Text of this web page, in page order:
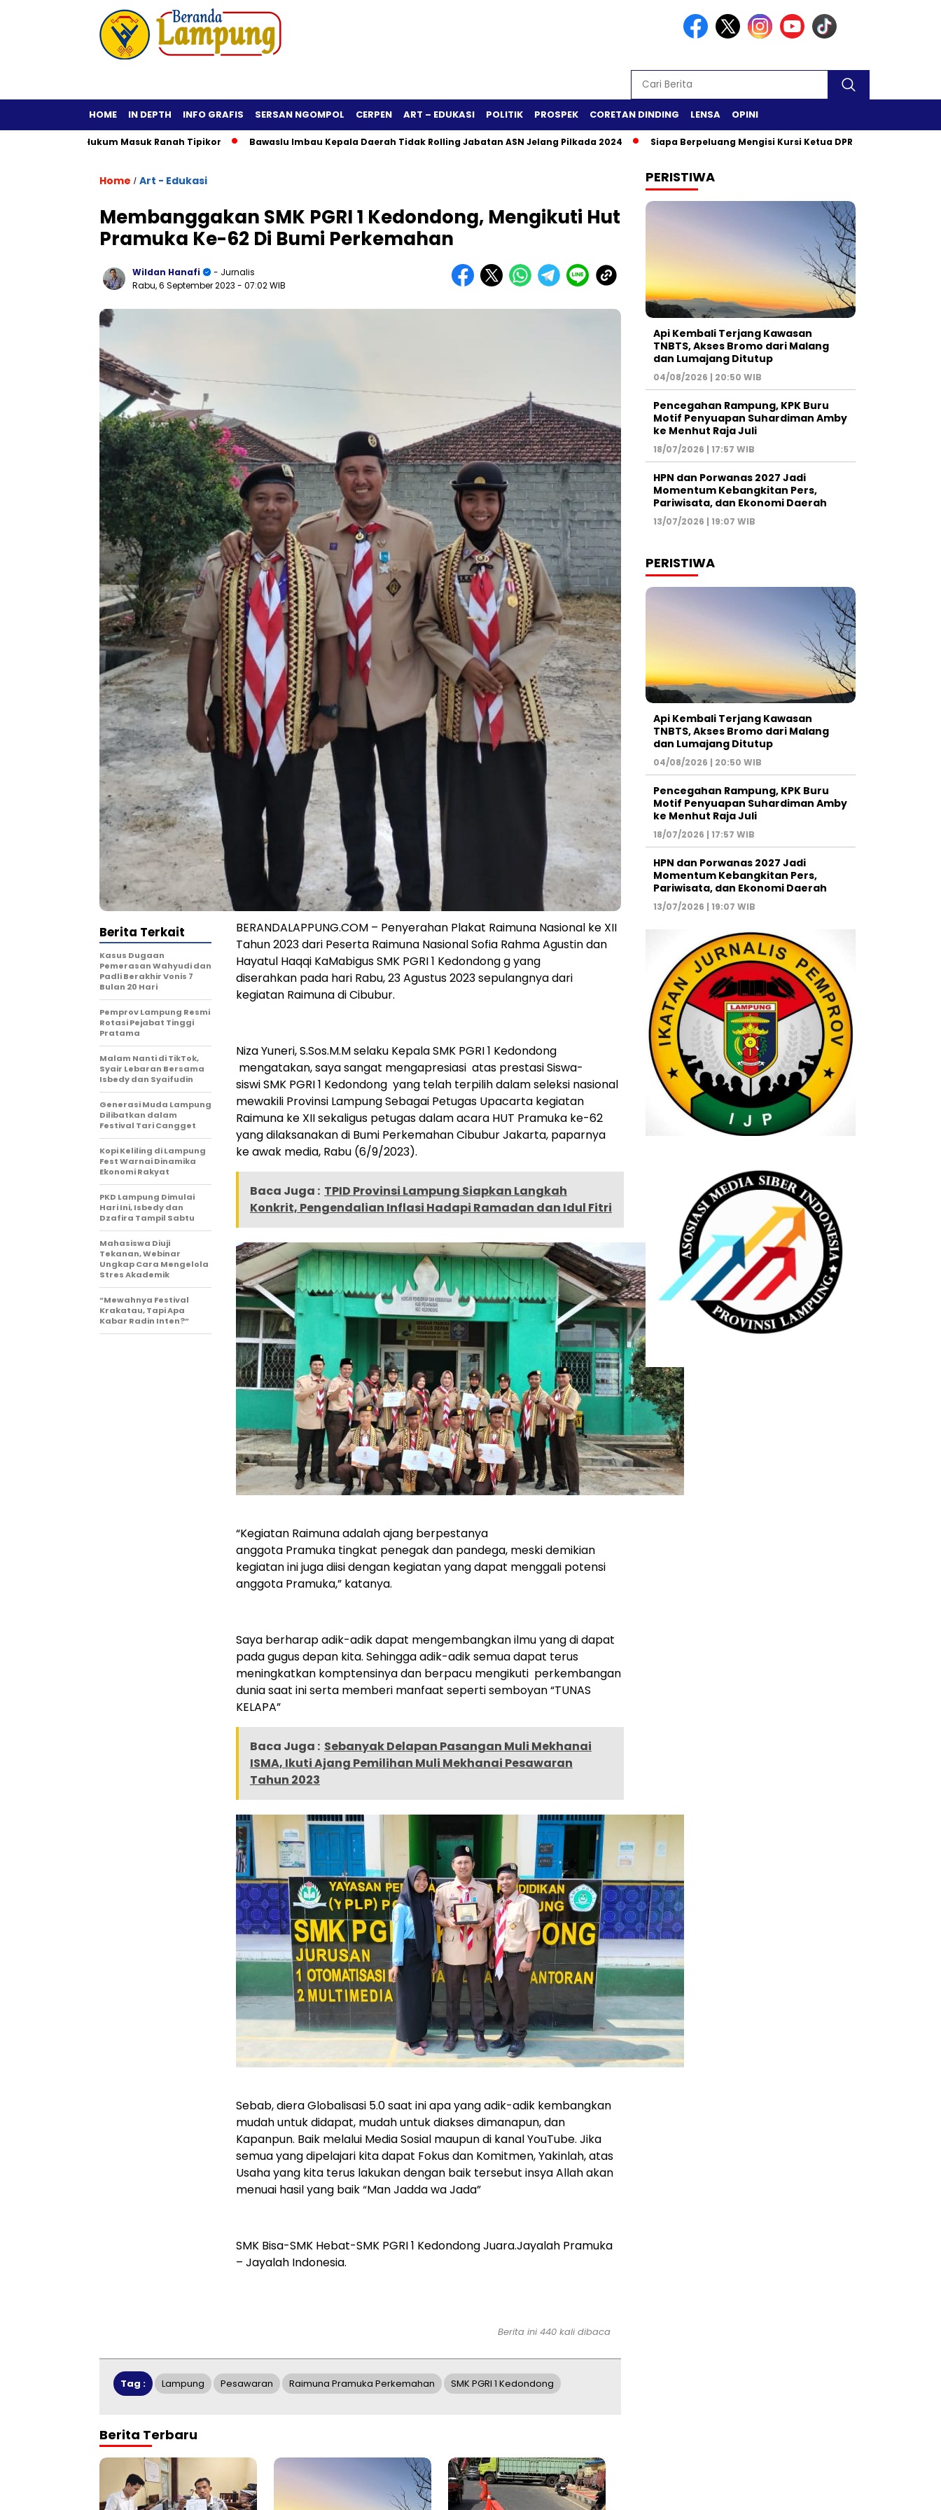
HOME IN DEPTH INFO GRAFIS SERSAN NGOMPOL CERPEN ART – EDUKASI POLITIK PROSPEK CORETAN DINDING LENSA OPINI
Hukum Masuk Ranah Tipikor Bawaslu Imbau Kepala Daerah Tidak Rolling Jabatan ASN Jelang Pilkada 2024 Siapa Berpeluang Mengisi Kursi Ketua DPR RI? Safari Ramadan di
Home / Art - Edukasi
Membanggakan SMK PGRI 1 Kedondong, Mengikuti Hut
Pramuka Ke-62 Di Bumi Perkemahan
Wildan Hanafi
- Jurnalis
Rabu, 6 September 2023 - 07:02 WIB
BERANDALAPPUNG.COM – Penyerahan Plakat Raimuna Nasional ke XII
Tahun 2023 dari Peserta Raimuna Nasional Sofia Rahma Agustin dan
Hayatul Haqqi KaMabigus SMK PGRI 1 Kedondong g yang
diserahkan pada hari Rabu, 23 Agustus 2023 sepulangnya dari
kegiatan Raimuna di Cibubur.
Niza Yuneri, S.Sos.M.M selaku Kepala SMK PGRI 1 Kedondong
mengatakan, saya sangat mengapresiasi atas prestasi Siswa-
siswi SMK PGRI 1 Kedondong yang telah terpilih dalam seleksi nasional
mewakili Provinsi Lampung Sebagai Petugas Upacarta kegiatan
Raimuna ke XII sekaligus petugas dalam acara HUT Pramuka ke-62
yang dilaksanakan di Bumi Perkemahan Cibubur Jakarta, paparnya
ke awak media, Rabu (6/9/2023).
Baca Juga : TPID Provinsi Lampung Siapkan Langkah
Konkrit, Pengendalian Inflasi Hadapi Ramadan dan Idul Fitri
“Kegiatan Raimuna adalah ajang berpestanya
anggota Pramuka tingkat penegak dan pandega, meski demikian
kegiatan ini juga diisi dengan kegiatan yang dapat menggali potensi
anggota Pramuka,” katanya.
Saya berharap adik-adik dapat mengembangkan ilmu yang di dapat
pada gugus depan kita. Sehingga adik-adik semua dapat terus
meningkatkan komptensinya dan berpacu mengikuti perkembangan
dunia saat ini serta memberi manfaat seperti semboyan “TUNAS
KELAPA”
Baca Juga : Sebanyak Delapan Pasangan Muli Mekhanai
ISMA, Ikuti Ajang Pemilihan Muli Mekhanai Pesawaran
Tahun 2023
Sebab, diera Globalisasi 5.0 saat ini apa yang adik-adik kembangkan
mudah untuk didapat, mudah untuk diakses dimanapun, dan
Kapanpun. Baik melalui Media Sosial maupun di kanal YouTube. Jika
semua yang dipelajari kita dapat Fokus dan Komitmen, Yakinlah, atas
Usaha yang kita terus lakukan dengan baik tersebut insya Allah akan
menuai hasil yang baik “Man Jadda wa Jada”
SMK Bisa-SMK Hebat-SMK PGRI 1 Kedondong Juara.Jayalah Pramuka
– Jayalah Indonesia.
Berita Terkait
Kasus Dugaan
Pemerasan Wahyudi dan
Padli Berakhir Vonis 7
Bulan 20 Hari
Pemprov Lampung Resmi
Rotasi Pejabat Tinggi
Pratama
Malam Nanti di TikTok,
Syair Lebaran Bersama
Isbedy dan Syaifudin
Generasi Muda Lampung
Dilibatkan dalam
Festival Tari Cangget
Kopi Keliling di Lampung
Fest Warnai Dinamika
Ekonomi Rakyat
PKD Lampung Dimulai
Hari Ini, Isbedy dan
Dzafira Tampil Sabtu
Mahasiswa Diuji
Tekanan, Webinar
Ungkap Cara Mengelola
Stres Akademik
“Mewahnya Festival
Krakatau, Tapi Apa
Kabar Radin Inten?”
Berita ini 440 kali dibaca
Tag : Lampung Pesawaran Raimuna Pramuka Perkemahan SMK PGRI 1 Kedondong
Berita Terbaru
PERISTIWA
Api Kembali Terjang Kawasan
TNBTS, Akses Bromo dari Malang
dan Lumajang Ditutup
04/08/2026 | 20:50 WIB
Pencegahan Rampung, KPK Buru
Motif Penyuapan Suhardiman Amby
ke Menhut Raja Juli
18/07/2026 | 17:57 WIB
HPN dan Porwanas 2027 Jadi
Momentum Kebangkitan Pers,
Pariwisata, dan Ekonomi Daerah
13/07/2026 | 19:07 WIB
PERISTIWA
Api Kembali Terjang Kawasan
TNBTS, Akses Bromo dari Malang
dan Lumajang Ditutup
04/08/2026 | 20:50 WIB
Pencegahan Rampung, KPK Buru
Motif Penyuapan Suhardiman Amby
ke Menhut Raja Juli
18/07/2026 | 17:57 WIB
HPN dan Porwanas 2027 Jadi
Momentum Kebangkitan Pers,
Pariwisata, dan Ekonomi Daerah
13/07/2026 | 19:07 WIB